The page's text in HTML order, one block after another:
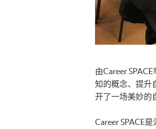
由Career
知的概念、提升
开了一场美妙的
Career SPACE